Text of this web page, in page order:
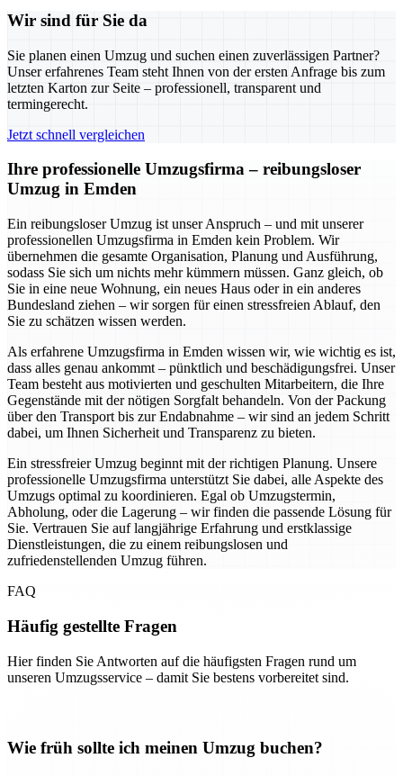
Wir sind für Sie da
Sie planen einen Umzug und suchen einen zuverlässigen Partner?
Unser erfahrenes Team steht Ihnen von der ersten Anfrage bis zum
letzten Karton zur Seite – professionell, transparent und
termingerecht.
Jetzt schnell vergleichen
Ihre professionelle Umzugsfirma – reibungsloser
Umzug in Emden
Ein reibungsloser Umzug ist unser Anspruch – und mit unserer
professionellen Umzugsfirma in Emden kein Problem. Wir
übernehmen die gesamte Organisation, Planung und Ausführung,
sodass Sie sich um nichts mehr kümmern müssen. Ganz gleich, ob
Sie in eine neue Wohnung, ein neues Haus oder in ein anderes
Bundesland ziehen – wir sorgen für einen stressfreien Ablauf, den
Sie zu schätzen wissen werden.
Als erfahrene Umzugsfirma in Emden wissen wir, wie wichtig es ist,
dass alles genau ankommt – pünktlich und beschädigungsfrei. Unser
Team besteht aus motivierten und geschulten Mitarbeitern, die Ihre
Gegenstände mit der nötigen Sorgfalt behandeln. Von der Packung
über den Transport bis zur Endabnahme – wir sind an jedem Schritt
dabei, um Ihnen Sicherheit und Transparenz zu bieten.
Ein stressfreier Umzug beginnt mit der richtigen Planung. Unsere
professionelle Umzugsfirma unterstützt Sie dabei, alle Aspekte des
Umzugs optimal zu koordinieren. Egal ob Umzugstermin,
Abholung, oder die Lagerung – wir finden die passende Lösung für
Sie. Vertrauen Sie auf langjährige Erfahrung und erstklassige
Dienstleistungen, die zu einem reibungslosen und
zufriedenstellenden Umzug führen.
FAQ
Häufig gestellte Fragen
Hier finden Sie Antworten auf die häufigsten Fragen rund um
unseren Umzugsservice – damit Sie bestens vorbereitet sind.
Wie früh sollte ich meinen Umzug buchen?